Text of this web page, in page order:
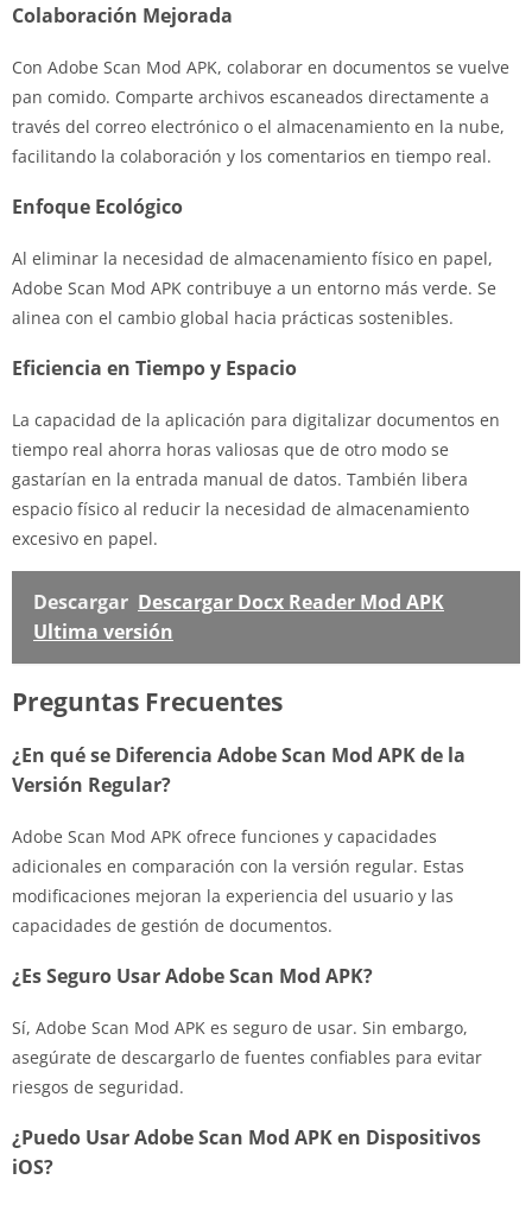
Colaboración Mejorada
Con Adobe Scan Mod APK, colaborar en documentos se vuelve
pan comido. Comparte archivos escaneados directamente a
través del correo electrónico o el almacenamiento en la nube,
facilitando la colaboración y los comentarios en tiempo real.
Enfoque Ecológico
Al eliminar la necesidad de almacenamiento físico en papel,
Adobe Scan Mod APK contribuye a un entorno más verde. Se
alinea con el cambio global hacia prácticas sostenibles.
Eficiencia en Tiempo y Espacio
La capacidad de la aplicación para digitalizar documentos en
tiempo real ahorra horas valiosas que de otro modo se
gastarían en la entrada manual de datos. También libera
espacio físico al reducir la necesidad de almacenamiento
excesivo en papel.
Descargar Descargar Docx Reader Mod APK
Ultima versión
Preguntas Frecuentes
¿En qué se Diferencia Adobe Scan Mod APK de la
Versión Regular?
Adobe Scan Mod APK ofrece funciones y capacidades
adicionales en comparación con la versión regular. Estas
modificaciones mejoran la experiencia del usuario y las
capacidades de gestión de documentos.
¿Es Seguro Usar Adobe Scan Mod APK?
Sí, Adobe Scan Mod APK es seguro de usar. Sin embargo,
asegúrate de descargarlo de fuentes confiables para evitar
riesgos de seguridad.
¿Puedo Usar Adobe Scan Mod APK en Dispositivos
iOS?